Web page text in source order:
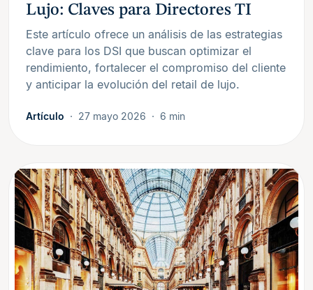
Lujo: Claves para Directores TI
Este artículo ofrece un análisis de las estrategias
clave para los DSI que buscan optimizar el
rendimiento, fortalecer el compromiso del cliente
y anticipar la evolución del retail de lujo.
Artículo 27 mayo 2026 6 min